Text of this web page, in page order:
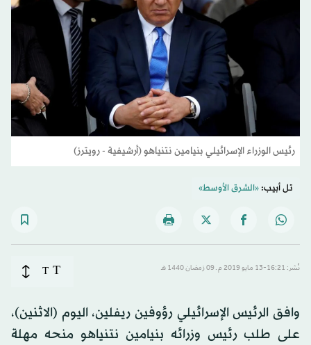
رئيس الوزراء الإسرائيلي بنيامين نتنياهو (أرشيفية - رويترز)
تل أبيب:«الشرق الأوسط»
نُشر: 16:21-13 مايو 2019 م ـ 09 رَمضان 1440 هـ T
T
وافق الرئيس الإسرائيلي رؤوفين ريفلين، اليوم (الاثنين)،
على طلب رئيس وزرائه بنيامين نتنياهو منحه مهلة